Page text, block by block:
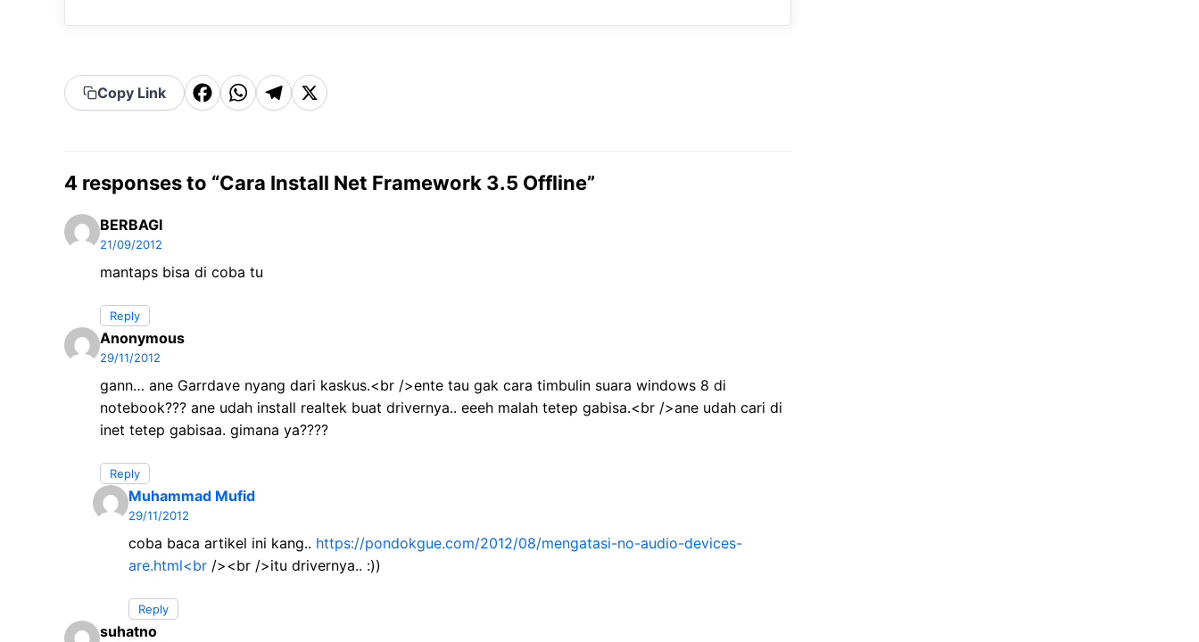
Copy Link
F
e
o
W
t
p
T
g
m
X
4 responses to “Cara Install Net Framework 3.5 Offline”
BERBAGI
21/09/2012
mantaps bisa di coba tu
Reply
Anonymous
29/11/2012
gann… ane Garrdave nyang dari kaskus.<br />ente tau gak cara timbulin suara windows 8 di
notebook??? ane udah install realtek buat drivernya.. eeeh malah tetep gabisa.<br />ane udah cari di
inet tetep gabisaa. gimana ya????
Reply
Muhammad Mufid
29/11/2012
coba baca artikel ini kang.. https://pondokgue.com/2012/08/mengatasi-no-audio-devices-
are.html<br /><br />itu drivernya.. :))
Reply
suhatno